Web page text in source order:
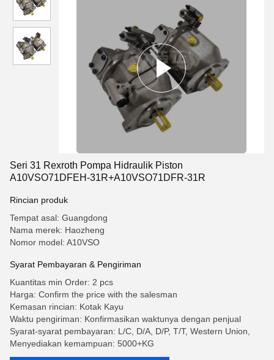
Seri 31 Rexroth Pompa Hidraulik Piston
A10VSO71DFEH-31R+A10VSO71DFR-31R
Rincian produk
Tempat asal: Guangdong
Nama merek: Haozheng
Nomor model: A10VSO
Syarat Pembayaran & Pengiriman
Kuantitas min Order: 2 pcs
Harga: Confirm the price with the salesman
Kemasan rincian: Kotak Kayu
Waktu pengiriman: Konfirmasikan waktunya dengan penjual
Syarat-syarat pembayaran: L/C, D/A, D/P, T/T, Western Union,
Menyediakan kemampuan: 5000+KG